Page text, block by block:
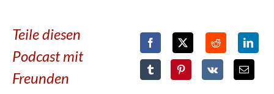
Teile diesen
Podcast mit
Freunden